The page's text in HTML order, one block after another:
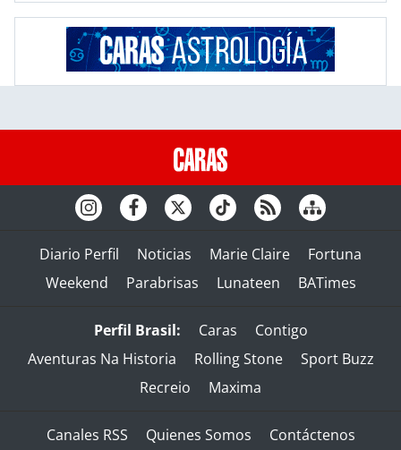
Diario Perfil Noticias Marie Claire
Fortuna
Weekend
Parabrisas Lunateen BATimes
Perfil Brasil: Caras
Contigo
Aventuras Na Historia
Rolling Stone
Sport Buzz
Recreio
Maxima
Canales RSS Quienes Somos Contáctenos